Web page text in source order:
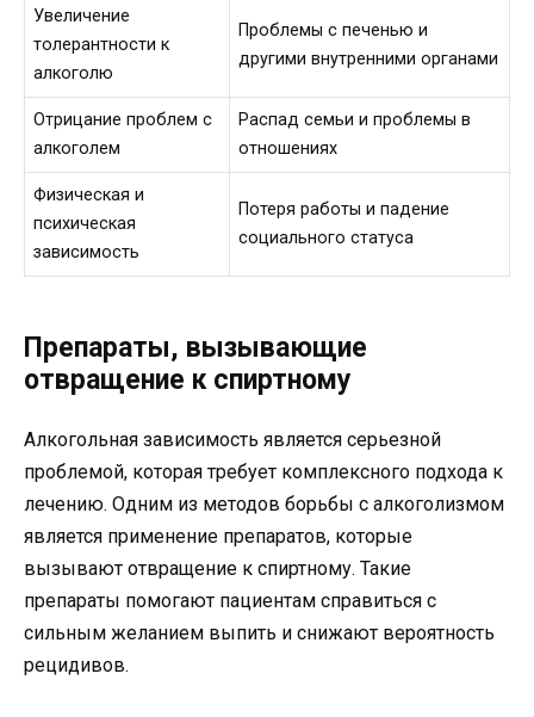
Увеличение
толерантности к
алкоголю
Проблемы с печенью и
другими внутренними органами
Отрицание проблем с
алкоголем
Распад семьи и проблемы в
отношениях
Физическая и
психическая
зависимость
Потеря работы и падение
социального статуса
Препараты, вызывающие
отвращение к спиртному
Алкогольная зависимость является серьезной
проблемой, которая требует комплексного подхода к
лечению. Одним из методов борьбы с алкоголизмом
является применение препаратов, которые
вызывают отвращение к спиртному. Такие
препараты помогают пациентам справиться с
сильным желанием выпить и снижают вероятность
рецидивов.